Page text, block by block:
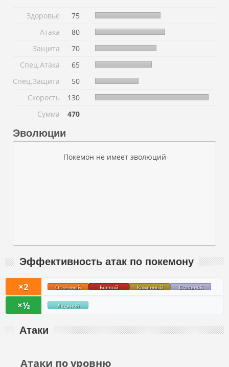
Здоровье
75
Атака
80
Защита
70
Спец.Атака
65
Спец.Защита
50
Скорость
130
Сумма
470
Эволюции
Покемон не имеет эволюций
Эффективность атак по покемону
×2 Огненный Боевой Каменный Стальной
×½ Ледяной
Атаки
Атаки по уровню